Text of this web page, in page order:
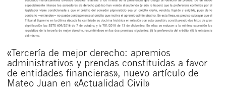
«Tercería de mejor derecho: apremios
administrativos y prendas constituidas a favor
de entidades financieras», nuevo artículo de
Mateo Juan en «Actualidad Civil»